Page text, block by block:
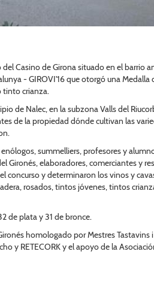
Casino de Girona situado en el barrio
- GIROVI'16 que otorgó una Medalla
tinto crianza.
de Nalec, en la subzona Valls del
de la propiedad dónde cultivan las
summelliers, profesores y
Gironés, elaboradores, comerciantes y
concurso y determinaron los vinos y
rosados, tintos jóvenes, tintos
de plata y 31 de bronce.
homologado por Mestres Tastavins
y RETECORK y el apoyo de la